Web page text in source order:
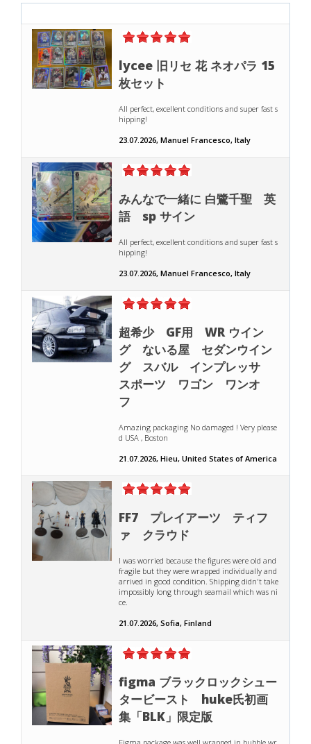
lycee 旧リセ 花 ネオパラ 15
枚セット
All perfect, excellent conditions and super fast s
hipping!
23.07.2026, Manuel Francesco, Italy
みんなで一緒に 白鷺千聖 英
語 sp サイン
All perfect, excellent conditions and super fast s
hipping!
23.07.2026, Manuel Francesco, Italy
超希少 GF用 WR ウイン
グ ないる屋 セダンウイン
グ スバル インプレッサ
スポーツ ワゴン ワンオ
フ
Amazing packaging No damaged ! Very please
d USA , Boston
21.07.2026, Hieu, United States of America
FF7 プレイアーツ ティフ
ァ クラウド
I was worried because the figures were old and
fragile but they were wrapped individually and
arrived in good condition. Shipping didn't take
impossibly long through seamail which was ni
ce.
21.07.2026, Sofia, Finland
figma ブラックロックシュー
タービースト huke氏初画
集「BLK」限定版